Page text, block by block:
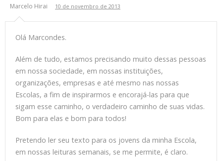
Marcelo Hirai 10 de novembro de 2013
Olá Marcondes.
Além de tudo, estamos precisando muito dessas pessoas
em nossa sociedade, em nossas instituições,
organizações, empresas e até mesmo nas nossas
Escolas, a fim de inspirarmos e encorajá-las para que
sigam esse caminho, o verdadeiro caminho de suas vidas.
Bom para elas e bom para todos!
Pretendo ler seu texto para os jovens da minha Escola,
em nossas leituras semanais, se me permite, é claro.